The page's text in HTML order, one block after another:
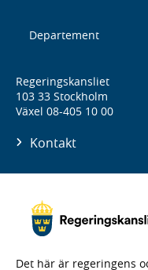
Departement
Regeringskansliet
103 33 Stockholm
Växel 08-405 10 00
Kontakt
Det här är regeringens